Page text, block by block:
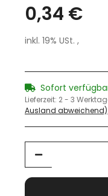
0,34 €
inkl. 19% USt. ,
Sofort
Lieferzeit: 2 - 3
Ausland abweichend)